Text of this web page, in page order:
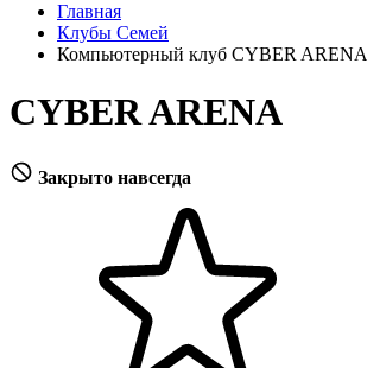
Главная
Клубы Семей
Компьютерный клуб CYBER ARENA
CYBER ARENA
Закрыто навсегда